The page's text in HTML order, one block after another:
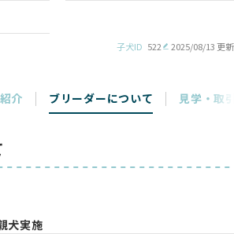
子犬ID 522 2025/08/13 更新
介 ブリーダーについて 見学・取
犬実施